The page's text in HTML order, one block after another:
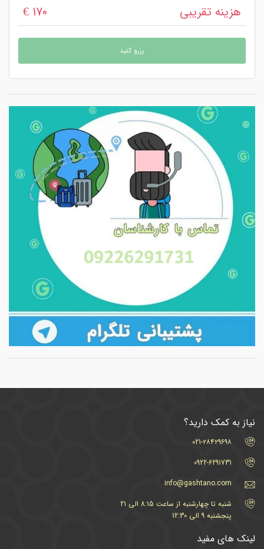
هزینه تقریبی 170 €
رزرو کنید
نیاز به کمک دارید؟
021-۲۸۴۲۹۶۹۸
0922-6291731
info@gashtano.com
شنبه تا چهارشنبه از ساعت 8:15 الی 21
پنجشنبه 9 الی 12:30
لینک های مفید